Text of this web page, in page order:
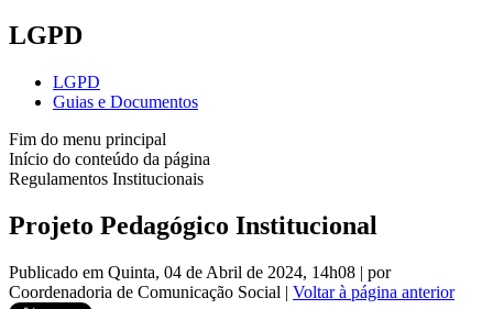
LGPD
LGPD
Guias e Documentos
Fim do menu principal
Início do conteúdo da página
Regulamentos Institucionais
Projeto Pedagógico Institucional
Publicado em Quinta, 04 de Abril de 2024, 14h08 | por
Coordenadoria de Comunicação Social | Voltar à página anterior